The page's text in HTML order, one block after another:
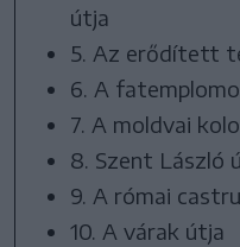
útja
5. Az erődített
6. A
7. A moldvai
8. Szent László
9. A római
10. A várak útja